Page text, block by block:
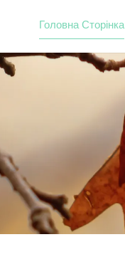
Головна Сторінка